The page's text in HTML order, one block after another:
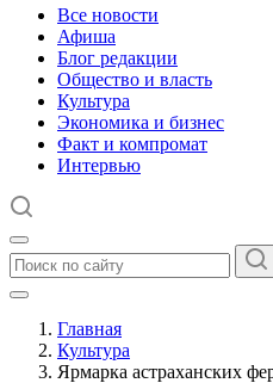
Все новости
Афиша
Блог редакции
Общество и власть
Культура
Экономика и бизнес
Факт и компромат
Интервью
Главная
Культура
Ярмарка астраханских